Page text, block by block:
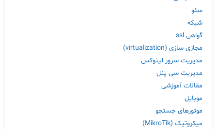
سئو
شبکه
گواهی ssl
مجازی سازی (virtualization)
مدیریت سرور لینوکس
مدیریت سی پنل
مقالات آموزشی
موبایل
موتورهای جستجو
میکروتیک (MikroTik)